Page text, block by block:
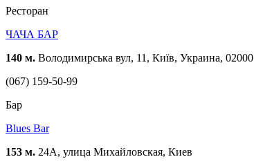
Ресторан
ЧАЧА БАР
140 м. Володимирська вул, 11, Київ, Украина, 02000
(067) 159-50-99
Бар
Blues Bar
153 м. 24А, улица Михайловская, Киев